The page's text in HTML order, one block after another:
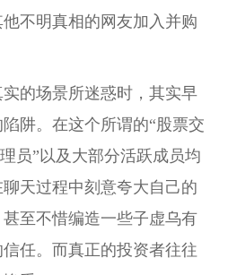
不明真相的网友加入并购
的场景所迷惑时，其实早
阱。在这个所谓的“股票交
员”以及大部分活跃成员均
天过程中刻意夸大自己的
至不惜编造一些子虚乌有
任。而真正的投资者往往